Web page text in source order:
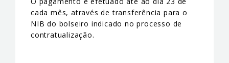
cada mês, através de transferência para o
NIB do bolseiro indicado no processo de
contratualização.